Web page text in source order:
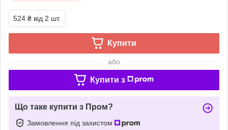
524 ₴ від 2 шт.
Купити
або
Купити з
Що таке купити з Пром?
Замовлення під захистом